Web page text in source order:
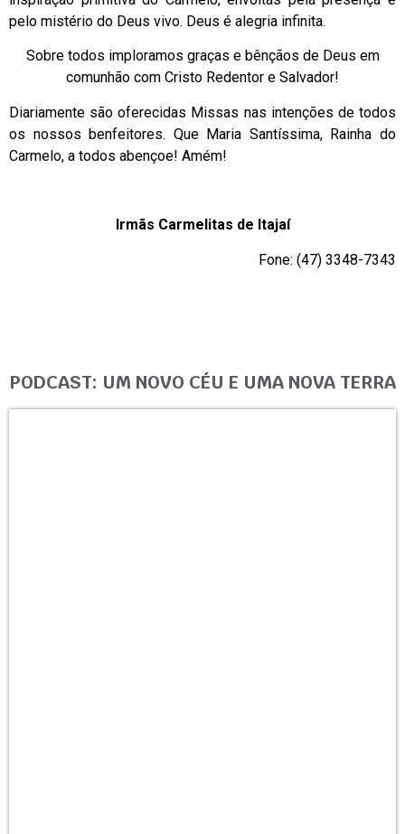
pelo mistério do Deus vivo. Deus é alegria infinita.
Sobre todos imploramos graças e bênçãos de Deus em
comunhão com Cristo Redentor e Salvador!
Diariamente são oferecidas Missas nas intenções de todos
os nossos benfeitores. Que Maria Santíssima, Rainha do
Carmelo, a todos abençoe! Amém!
Irmãs Carmelitas de Itajaí
Fone: (47) 3348-7343
PODCAST: UM NOVO CÉU E UMA NOVA TERRA